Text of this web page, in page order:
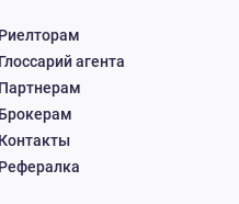
Риелторам
Глоссарий агента
Партнерам
Брокерам
Контакты
Рефералка